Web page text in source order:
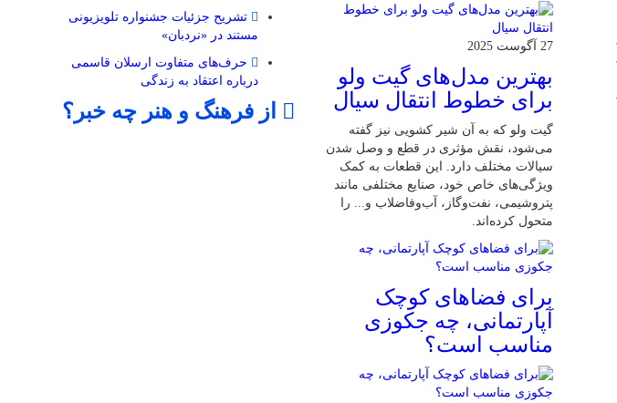
27 آگوست 2025
بهترین مدل‌های گیت ولو
برای خطوط انتقال سیال
گیت ولو که به آن شیر کشویی نیز گفته
می‌شود، نقش مؤثری در قطع و وصل شدن
سیالات مختلف دارد. این قطعات به کمک
ویژگی‌های خاص خود، صنایع مختلفی مانند
پتروشیمی، نفت‌وگاز، آب‌وفاضلاب و... را
متحول کرده‌اند.
برای فضاهای کوچک
آپارتمانی، چه جکوزی
مناسب است؟
تشریح جزئیات جشنواره‌ تلویزیونی
مستند در «نردبان»
حرف‌های متفاوت ارسلان قاسمی
درباره اعتقاد به زندگی
از فرهنگ و هنر چه خبر؟